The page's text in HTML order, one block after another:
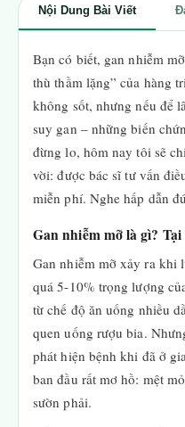
Nội Dung Bài Viết
Bạn có biết, gan nhiễm
thù thầm lặng” của hàng
không sốt, nhưng nếu để
suy gan – những biến
đừng lo, hôm nay tôi sẽ
vời: được bác sĩ tư vấn
miễn phí. Nghe hấp dẫn
Gan nhiễm mỡ là gì?
Gan nhiễm mỡ xảy ra khi
quá 5-10% trọng lượng
từ chế độ ăn uống nhiều
quen uống rượu bia.
phát hiện bệnh khi đã ở
ban đầu rất mơ hồ: mệt
sườn phải.